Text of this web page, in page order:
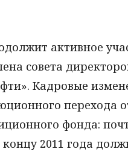
активное
совета
Кадровые
перехода
фонда:
2011 года